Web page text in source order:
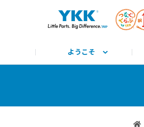
ようこそ